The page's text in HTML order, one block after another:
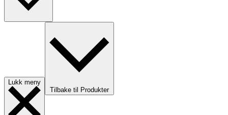
Lukk meny
Tilbake til Produkter